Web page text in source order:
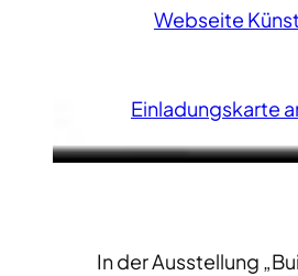
Webseite
Einladungskarte
In der Ausstellung